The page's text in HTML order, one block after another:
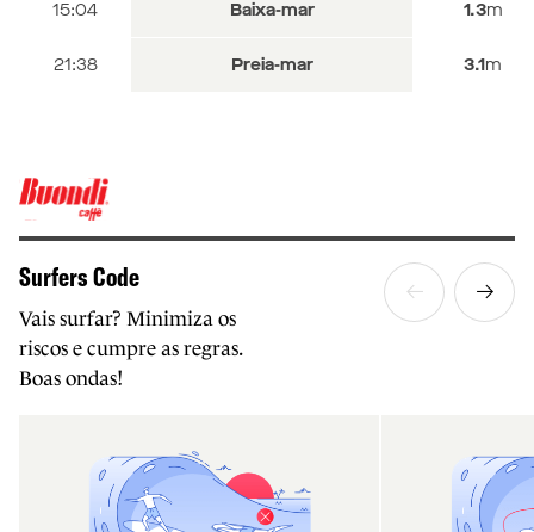
15:04 Baixa-mar 1.3m
21:38 Preia-mar 3.1m
16:26 Baixa-mar 1.4m
22:59 Preia-mar 3.0m
17:55 Baixa-mar 1.3m
Surfers Code
Vais surfar? Minimiza os
riscos e cumpre as regras.
Boas ondas!